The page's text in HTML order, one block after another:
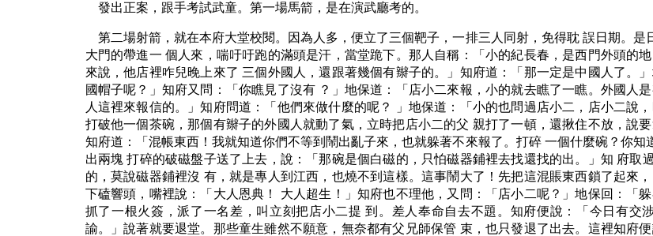
發出正案，跟手考試武童。第一場馬箭，是在演武廳考的。
第二場射箭，就在本府大堂校閱。因為人多，便立了三個靶子，一排三人同射，免得耽 誤日期。
大門的帶進一 個人來，喘吁吁跑的滿頭是汗，當堂跪下。那人自稱：「小的紀長春，是西門外頭的
來說，他店裡咋兒晚上來了 三個外國人，還跟著幾個有辮子的。」知府道：「那一定是中國人了。
國帽子呢？」知府又問：「你瞧見了沒有 ？」地保道：「店小二來報，小的就去瞧了一瞧。外國人
人這裡來報信的。」知府問道：「他們來做什麼的呢？ 」地保道：「小的也問過店小二，店小二說
打破他一個茶碗，那個有辮子的外國人就動了氣，立時把店小二的父 親打了一頓，還揪住不放，說
知府道：「混帳東西！我就知道你們不等到鬧出亂子來，也就躲著不來報了。打碎 一個什麼碗？你
出兩塊 打碎的破磁盤子送了上去，說：「那碗是個白磁的，只怕磁器鋪裡去找還找的出。」知 府
的，莫說磁器鋪裡沒 有，就是專人到江西，也燒不到這樣。這事鬧大了！先把這混賬東西鎖了起來
下磕響頭，嘴裡說：「大人恩典！ 大人超生！」知府也不理他，又問：「店小二呢？」地保回：「
抓了一根火簽，派了一名差，叫立刻把店小二提 到。差人奉命自去不題。知府便說：「今日有交
諭。」說著就要退堂。那些童生雖然不願意，無奈都有父兄師保管 束，也只發退了出去。這裡知府